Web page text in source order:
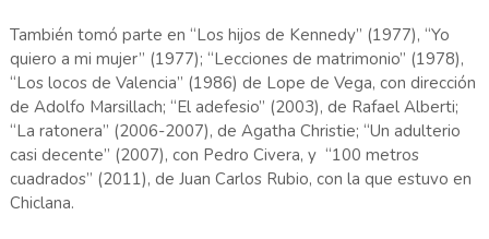
También tomó parte en “Los hijos de Kennedy” (1977), “Yo
quiero a mi mujer” (1977); “Lecciones de matrimonio” (1978),
“Los locos de Valencia” (1986) de Lope de Vega, con dirección
de Adolfo Marsillach; “El adefesio” (2003), de Rafael Alberti;
“La ratonera” (2006-2007), de Agatha Christie; “Un adulterio
casi decente” (2007), con Pedro Civera, y “100 metros
cuadrados” (2011), de Juan Carlos Rubio, con la que estuvo en
Chiclana.